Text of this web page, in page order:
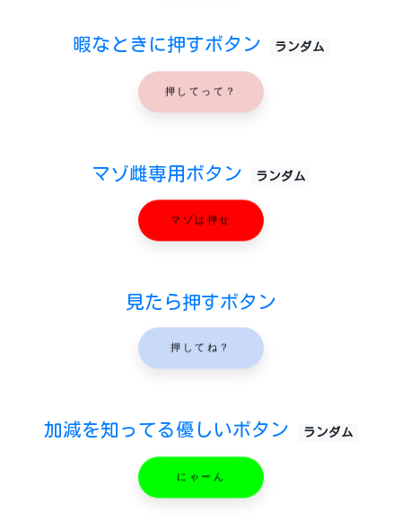
暇なときに押すボタン ランダム
押してって？
マゾ雌専用ボタン ランダム
マゾは押せ
見たら押すボタン
押してね？
加減を知ってる優しいボタン ランダム
にゃーん